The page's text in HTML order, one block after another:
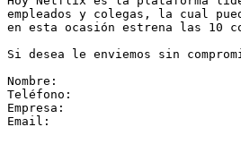
empleados y colegas, la cual
en esta ocasión estrena las 10
Si desea le enviemos sin
Nombre:
Teléfono:
Empresa:
Email: